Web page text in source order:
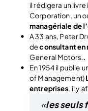
il rédigera un
Corporation, un
managériale de
A 33 ans, Peter
deconsultant
General Motors..
En 1954 il publie
of Management)
entreprises, il y
«les seuls